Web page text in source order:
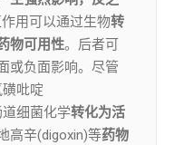
用可以通过生物转
物可用性。后者可
或负面影响。尽管
吡啶
细菌化学转化为活
高辛(digoxin)等药物